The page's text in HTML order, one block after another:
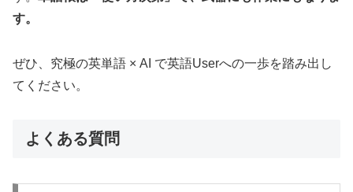
す。
ぜひ、究極の英単語 × AI で英語Userへの一歩を踏み出し
てください。
よくある質問